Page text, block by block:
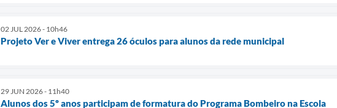
02 JUL 2026 - 10h46
Projeto Ver e Viver entrega 26 óculos para alunos da rede municipal
29 JUN 2026 - 11h40
Alunos dos 5º anos participam de formatura do Programa Bombeiro na Escola